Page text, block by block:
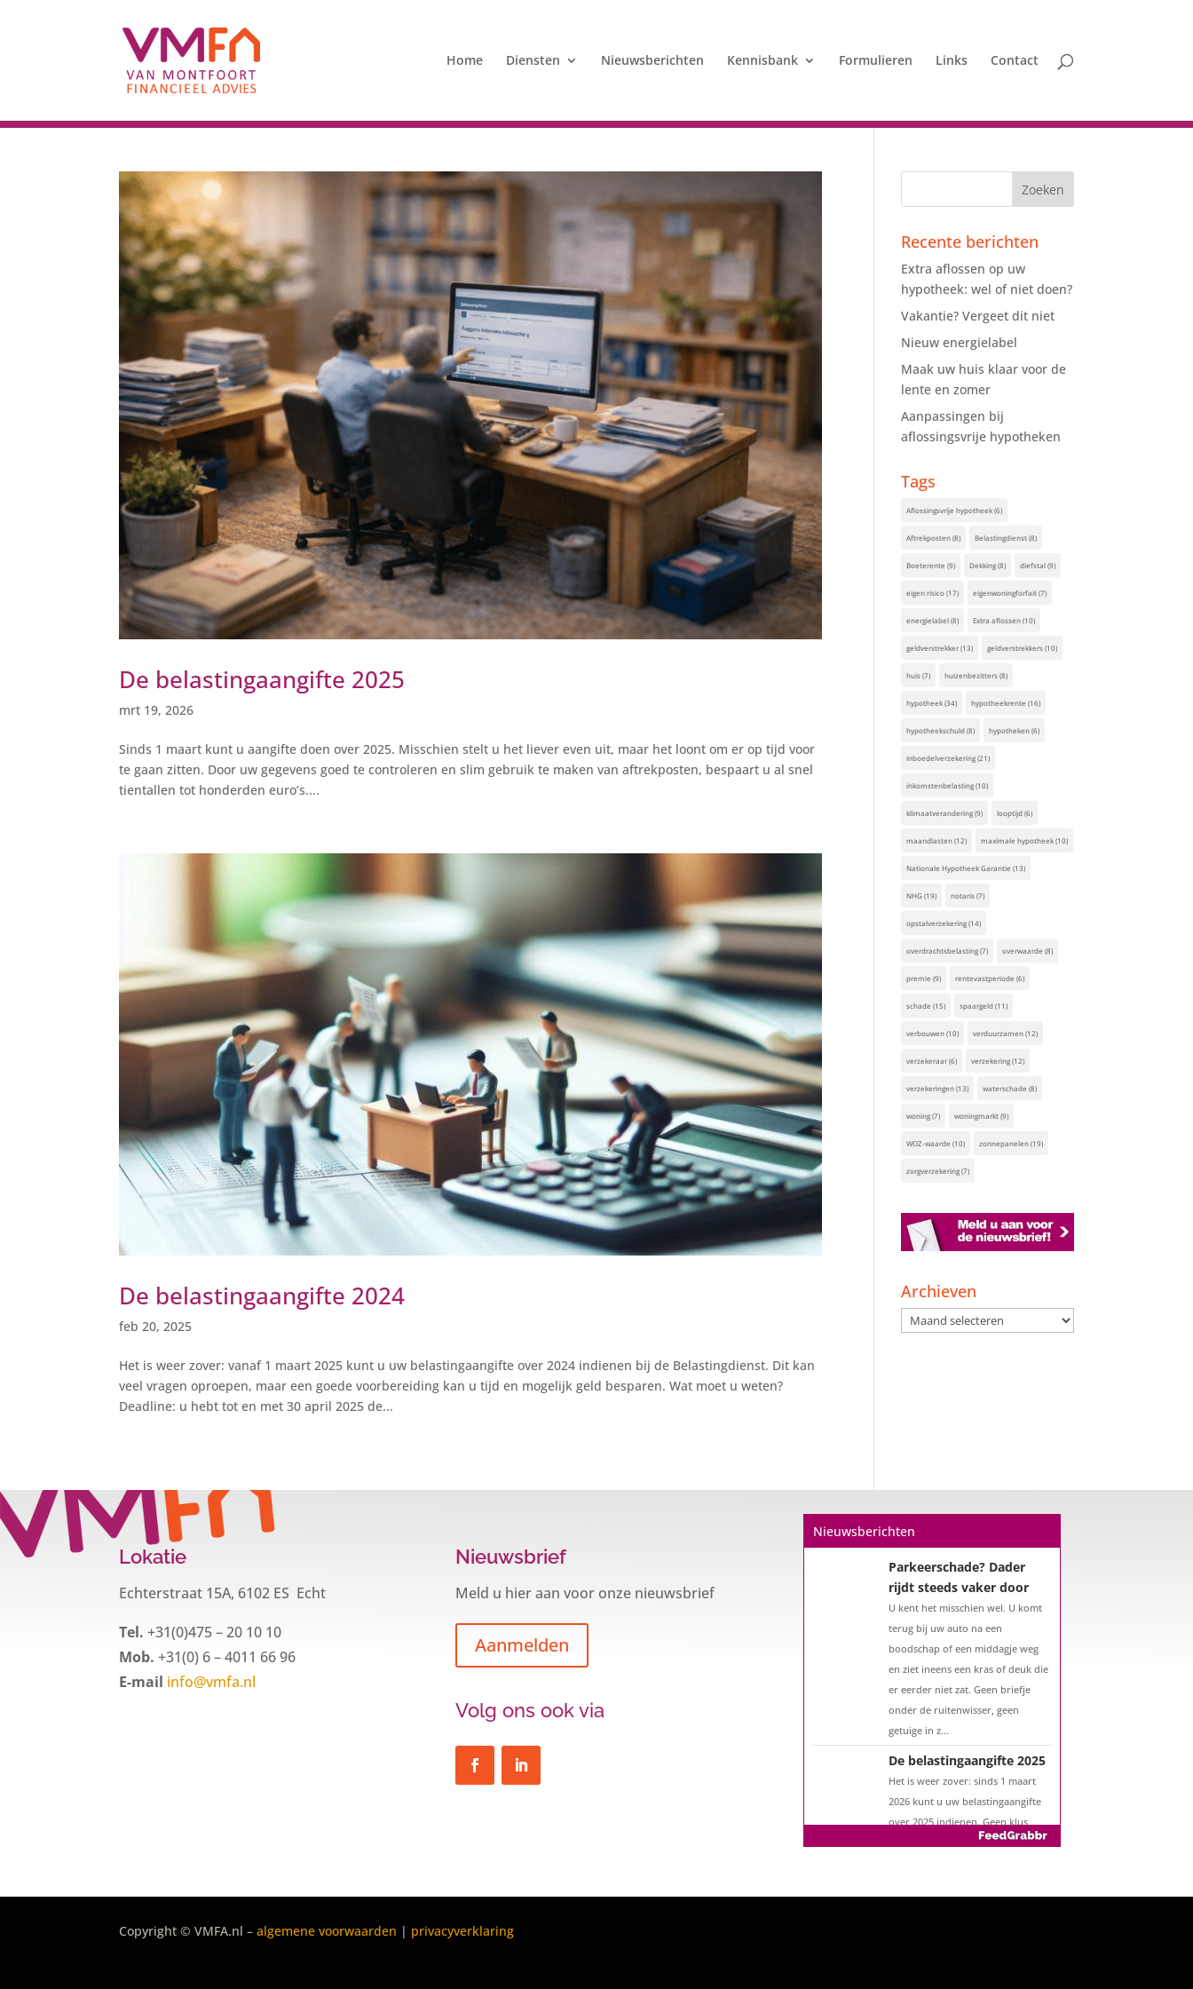
Home Diensten Nieuwsberichten Kennisbank Formulieren Links Contact
De belastingaangifte 2025
mrt 19, 2026
Sinds 1 maart kunt u aangifte doen over 2025. Misschien stelt u het liever even uit, maar het loont om er op tijd voor
te gaan zitten. Door uw gegevens goed te controleren en slim gebruik te maken van aftrekposten, bespaart u al snel
tientallen tot honderden euro’s....
De belastingaangifte 2024
feb 20, 2025
Het is weer zover: vanaf 1 maart 2025 kunt u uw belastingaangifte over 2024 indienen bij de Belastingdienst. Dit kan
veel vragen oproepen, maar een goede voorbereiding kan u tijd en mogelijk geld besparen. Wat moet u weten?
Deadline: u hebt tot en met 30 april 2025 de...
Recente berichten
Extra aflossen op uw
hypotheek: wel of niet doen?
Vakantie? Vergeet dit niet
Nieuw energielabel
Maak uw huis klaar voor de
lente en zomer
Aanpassingen bij
aflossingsvrije hypotheken
Tags
Aflossingsvrije hypotheek(6)
Aftrekposten(8) Belastingdienst(8)
Boeterente (9) Dekking(8) diefstal(9)
eigen risico(17) eigenwoningforfait(7)
energielabel(8) Extra aflossen(10)
geldverstrekker(13) geldverstrekkers(10)
huis(7) huizenbezitters(8)
hypotheek(34) hypotheekrente (16)
hypotheekschuld(8) hypotheken(6)
inboedelverzekering(21)
inkomstenbelasting(10)
klimaatverandering(9) looptijd(6)
maandlasten(12) maximale hypotheek(10)
Nationale Hypotheek Garantie (13)
NHG(19) notaris(7)
opstalverzekering(14)
overdrachtsbelasting(7) overwaarde (8)
premie (9) rentevastperiode (6)
schade (15) spaargeld(11)
verbouwen(10) verduurzamen(12)
verzekeraar(6) verzekering(12)
verzekeringen(13) waterschade (8)
woning(7) woningmarkt(9)
WOZ-waarde (10) zonnepanelen(19)
zorgverzekering(7)
Archieven
Archieven
Lokatie
Echterstraat 15A, 6102 ES Echt
Tel. +31(0)475 – 20 10 10
Mob. +31(0) 6 – 4011 66 96
E-mail info@vmfa.nl
Nieuwsbrief
Meld u hier aan voor onze nieuwsbrief
Aanmelden
Volg ons ook via
Nieuwsberichten
Een hypotheek na uw
57e? Er zijn zeker
mogelijkheden
over verhuizen, verbouwen of het
Maar hoe zit het eigenlijk met een
hypotheek als u 57 jaar of ouder
Parkeerschade? Dader
rijdt steeds vaker door
U kent het misschien wel. U komt
terug bij uw auto na een
en ziet ineens een kras of deuk die
er eerder niet zat. Geen briefje
Copyright © VMFA.nl –algemene voorwaarden | privacyverklaring